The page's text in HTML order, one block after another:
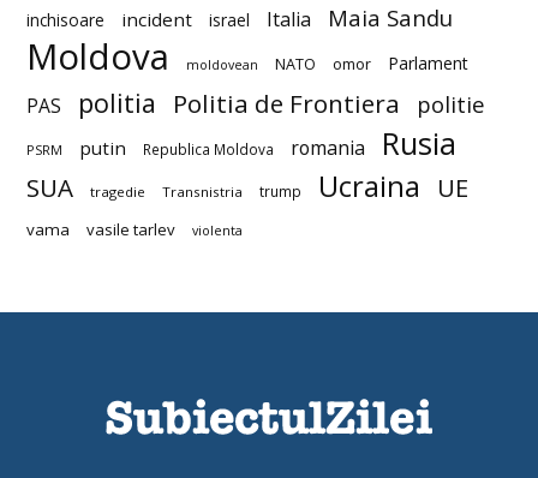
inchisoare incident israel Italia Maia Sandu
Moldova moldovean NATO omor Parlament
PAS politia Politia de Frontiera politie
PSRM putin Republica Moldova romania Rusia
SUA tragedie Transnistria trump Ucraina UE
vama vasile tarlev violenta